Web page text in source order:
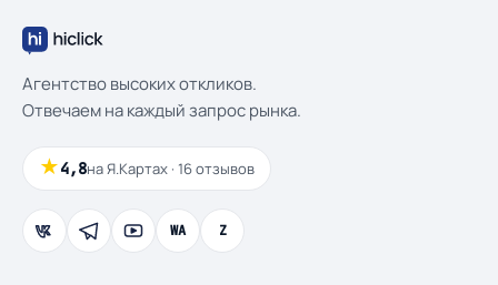
Агентство высоких откликов.
Отвечаем на каждый запрос рынка.
★4,8на Я.Картах · 16 отзывов
WA Z